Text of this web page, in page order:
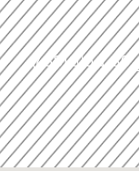
العراق، بغداد، مدينة الحرية، شارع 30، محلة (438)،